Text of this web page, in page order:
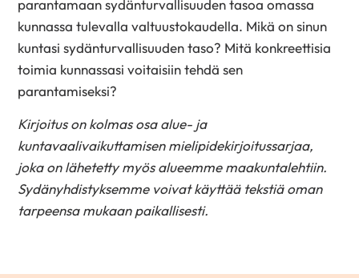
parantamaan sydänturvallisuuden tasoa omassa
kunnassa tulevalla valtuustokaudella. Mikä on sinun
kuntasi sydänturvallisuuden taso? Mitä konkreettisia
toimia kunnassasi voitaisiin tehdä sen
parantamiseksi?
Kirjoitus on kolmas osa alue- ja
kuntavaalivaikuttamisen mielipidekirjoitussarjaa,
joka on lähetetty myös alueemme maakuntalehtiin.
Sydänyhdistyksemme voivat käyttää tekstiä oman
tarpeensa mukaan paikallisesti.